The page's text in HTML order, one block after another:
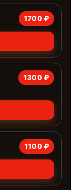
1700 ₽
1300 ₽
1100 ₽